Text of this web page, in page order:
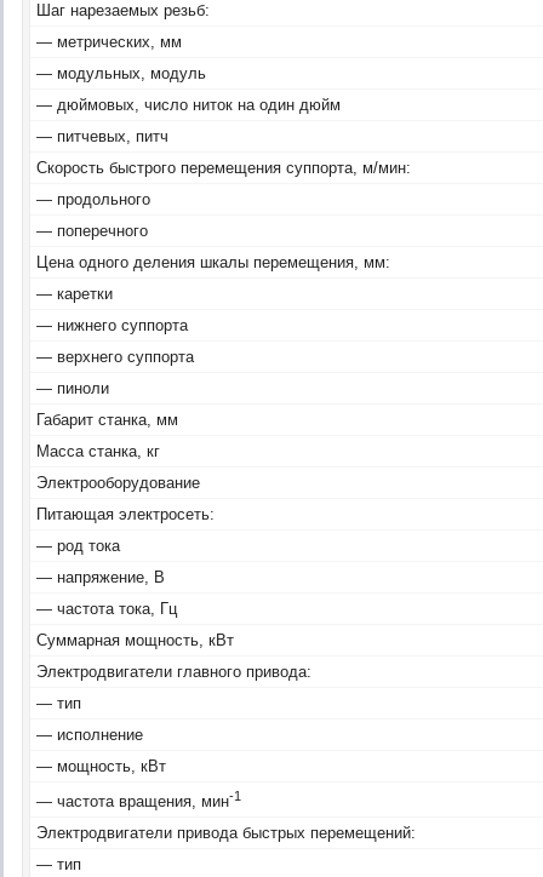
Шаг нарезаемых резьб:
— метрических, мм
— модульных, модуль
— дюймовых, число ниток на один дюйм
— питчевых, питч
Скорость быстрого перемещения суппорта, м/мин:
— продольного
— поперечного
Цена одного деления шкалы перемещения, мм:
— каретки
— нижнего суппорта
— верхнего суппорта
— пиноли
Габарит станка, мм
Масса станка, кг
Электрооборудование
Питающая электросеть:
— род тока
— напряжение, В
— частота тока, Гц
Суммарная мощность, кВт
Электродвигатели главного привода:
— тип
— исполнение
— мощность, кВт
— частота вращения, мин-1
Электродвигатели привода быстрых перемещений:
— тип